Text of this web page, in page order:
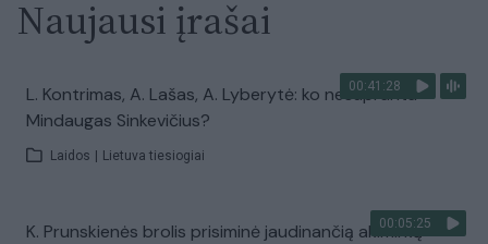
Naujausi įrašai
00:41:28
L. Kontrimas, A. Lašas, A. Lyberytė: ko nesupranta
Mindaugas Sinkevičius?
Laidos Lietuva tiesiogiai
00:05:25
K. Prunskienės brolis prisiminė jaudinančią akimirką